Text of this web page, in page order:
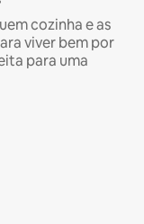
cozinha e as
viver bem por
para uma